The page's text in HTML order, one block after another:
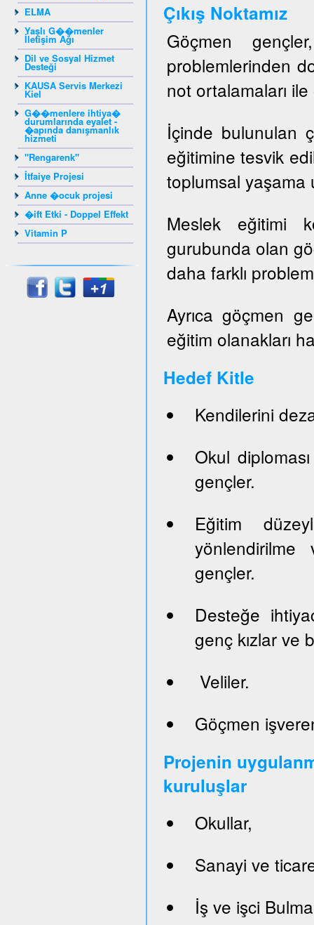
ELMA
Yaşlı G��menler
İletişim Ağı
Dil ve Sosyal Hizmet
Desteği
KAUSA Servis Merkezi
Kiel
G��menlere ihtiya�
durumlarında eyalet -
�apında danışmanlık
hizmeti
"Rengarenk"
İtfaiye Projesi
Anne �ocuk projesi
�ift Etki - Doppel Effekt
Vitamin P
Çıkış Noktamız
Göçmen
problemlerinden
not ortalamaları
İçinde bulunulan
eğitimine tesvik
toplumsal yaşama
Meslek eğitimi
gurubunda olan
daha farklı
Ayrıca göçmen
eğitim olanakları
Hedef Kitle
Kendilerini
Okul
gençler.
Eğitim
yönlendirilme
gençler.
Desteğe
genç kızlar ve
Veliler.
Göçmen
Projenin
kuruluşlar
Okullar,
Sanayi ve
İş ve işci